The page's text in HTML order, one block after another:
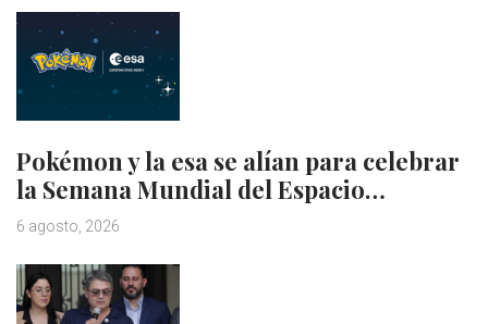
Pokémon y la esa se alían para celebrar
la Semana Mundial del Espacio…
6 agosto, 2026